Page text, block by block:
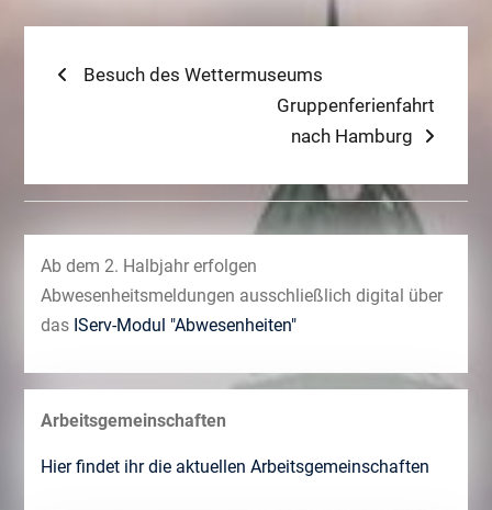
Beitragsnavigation
Previous
Besuch des Wettermuseums
Next
post:
Gruppenferienfahrt
nach Hamburg
Ab dem 2. Halbjahr erfolgen
Abwesenheitsmeldungen ausschließlich digital über
das IServ-Modul "Abwesenheiten"
Arbeitsgemeinschaften
Hier findet ihr die aktuellen Arbeitsgemeinschaften